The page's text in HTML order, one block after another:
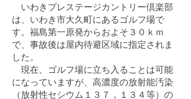
いわきプレステージカントリー倶楽部
は、いわき市大久町にあるゴルフ場で
す。福島第一原発からおよそ３０ｋｍ
で、事故後は屋内待避区域に指定されま
した。
現在、ゴルフ場に立ち入ることは可能
になっていますが、高濃度の放射能汚染
（放射性セシウム１３７，１３４等）の